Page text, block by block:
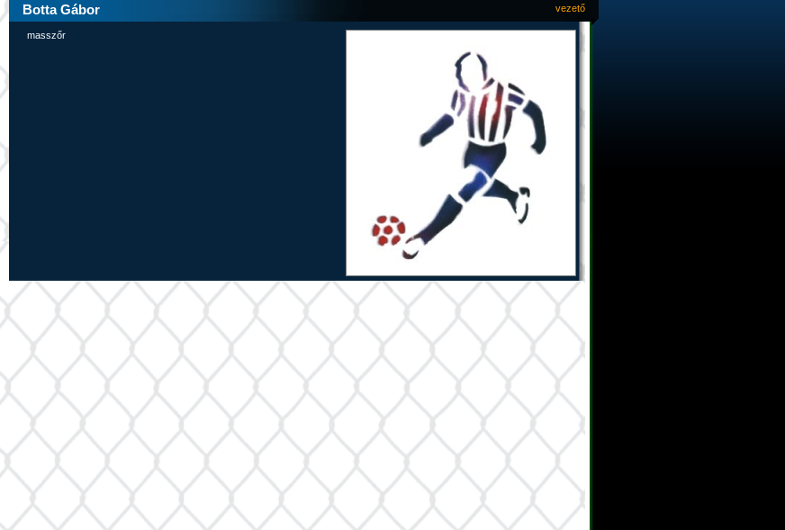
Botta Gábor vezető
masszőr